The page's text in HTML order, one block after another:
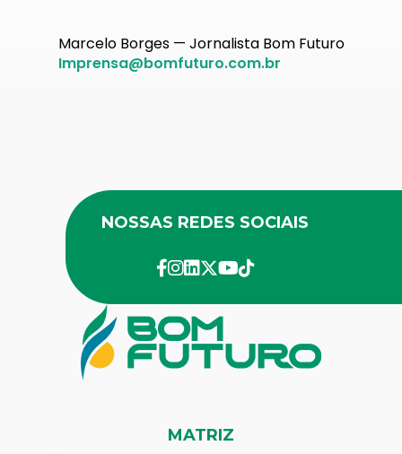
Marcelo Borges — Jornalista Bom Futuro
Imprensa@bomfuturo.com.br
MATRIZ
NOSSAS REDES SOCIAIS
facebook
instagram
linkedin
twitteryoutube
Tik-Tok